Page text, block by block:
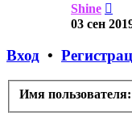
Shine
к
03 сен
Вход •
Имя пользователя: